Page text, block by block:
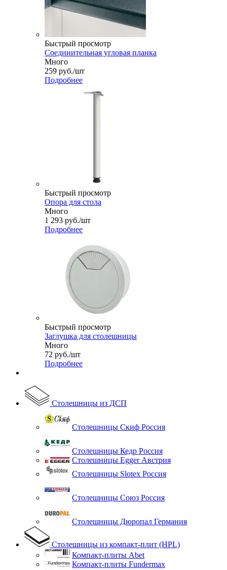
Быстрый просмотр
Соединительная угловая планка
Много
259 руб./шт
Подробнее
Быстрый просмотр
Опора для стола
Много
1 293 руб./шт
Подробнее
Быстрый просмотр
Заглушка для столешницы
Много
72 руб./шт
Подробнее
Столешницы из ДСП
Столешницы Скиф Россия
Столешницы Кедр Россия
Столешницы Egger Австрия
Столешницы Slotex Россия
Столешницы Союз Россия
Столешницы Дюропал Германия
Столешницы из компакт-плит (HPL)
Компакт-плиты Abet
Компакт-плиты Fundermax